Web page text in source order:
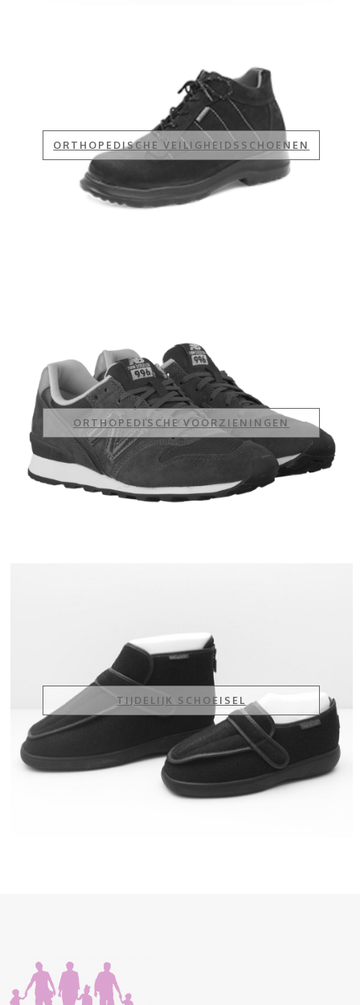
ORTHOPEDISCHE VEILIGHEIDSSCHOENEN
ORTHOPEDISCHE VOORZIENINGEN
TIJDELIJK SCHOEISEL